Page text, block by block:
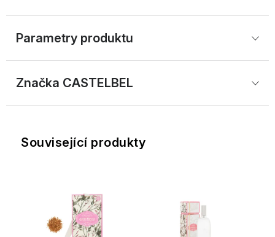
Parametry produktu
Značka CASTELBEL
Související produkty